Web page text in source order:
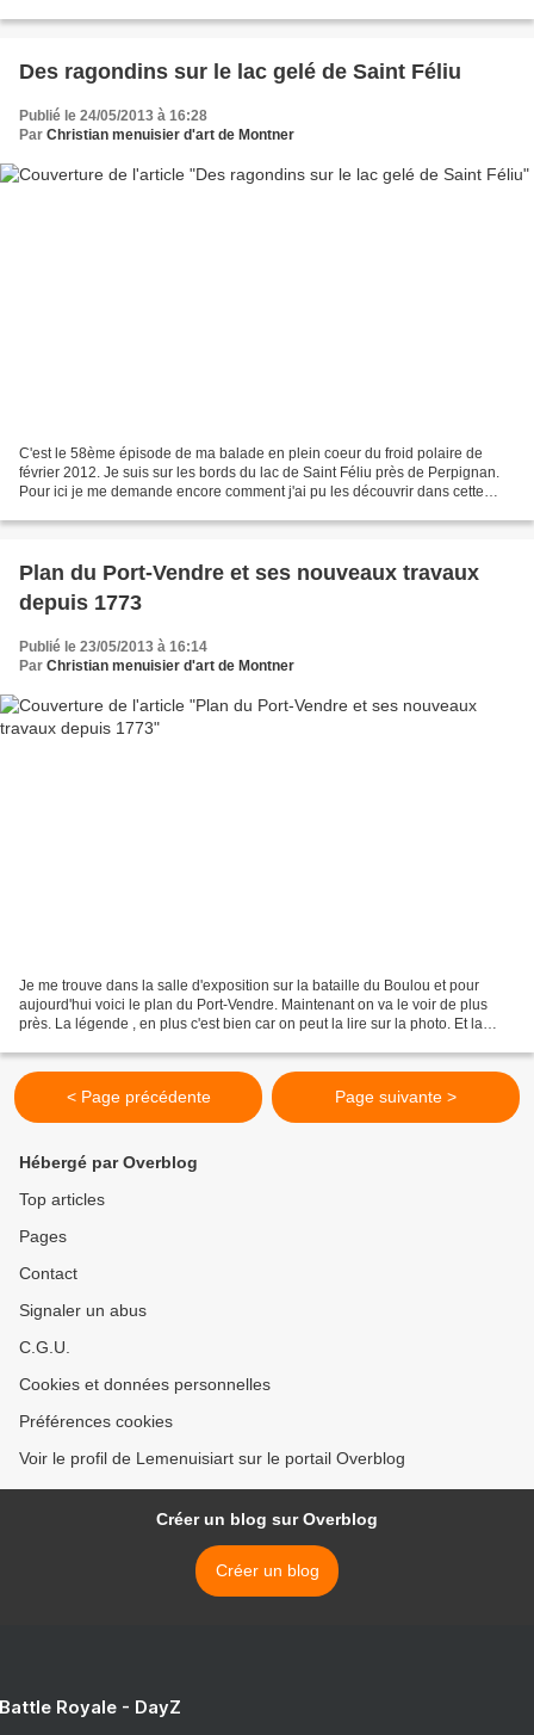
Des ragondins sur le lac gelé de Saint Féliu
Publié le 24/05/2013 à 16:28
Par Christian menuisier d'art de Montner
C'est le 58ème épisode de ma balade en plein coeur du froid polaire de
février 2012. Je suis sur les bords du lac de Saint Féliu près de Perpignan.
Pour ici je me demande encore comment j'ai pu les découvrir dans cette
Plan du Port-Vendre et ses nouveaux travaux
depuis 1773
Publié le 23/05/2013 à 16:14
Par Christian menuisier d'art de Montner
Je me trouve dans la salle d'exposition sur la bataille du Boulou et pour
aujourd'hui voici le plan du Port-Vendre. Maintenant on va le voir de plus
près. La légende , en plus c'est bien car on peut la lire sur la photo. Et la
< Page précédente Page suivante >
Hébergé par Overblog
Top articles
Pages
Contact
Signaler un abus
C.G.U.
Cookies et données personnelles
Préférences cookies
Voir le profil de Lemenuisiart sur le portail Overblog
Créer un blog sur Overblog
Créer un blog
Royale - DayZ